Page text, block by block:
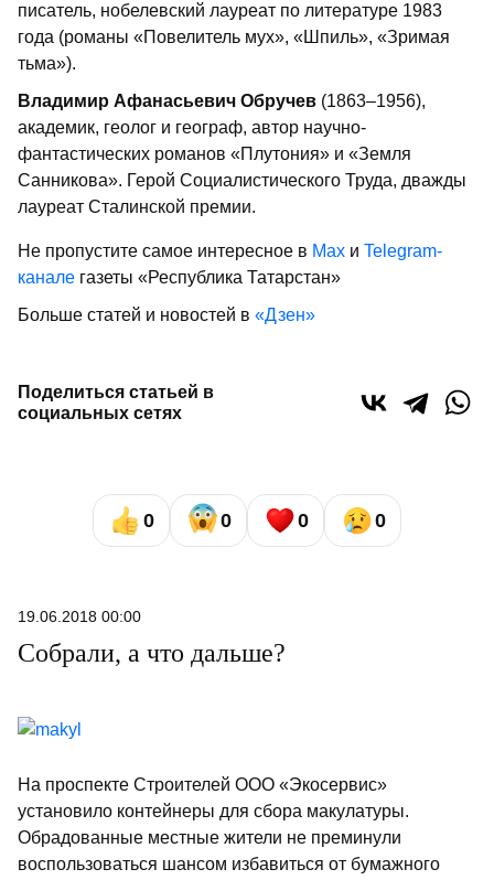
писатель, нобелевский лауреат по литературе 1983
года (романы «Повелитель мух», «Шпиль», «Зримая
тьма»).
Владимир Афанасьевич Обручев (1863–1956),
академик, геолог и географ, автор научно-
фантастических романов «Плутония» и «Земля
Санникова». Герой Социалистического Труда, дважды
лауреат Сталинской премии.
Не пропустите самое интересное в Max и Telegram-
канале газеты «Республика Татарстан»
Больше статей и новостей в «Дзен»
Поделиться статьей в
социальных сетях
0 0 0 0
19.06.2018 00:00
Собрали, а что дальше?
На проспекте Строителей ООО «Экосервис»
установило контейнеры для сбора макулатуры.
Обрадованные местные жители не преминули
воспользоваться шансом избавиться от бумажного